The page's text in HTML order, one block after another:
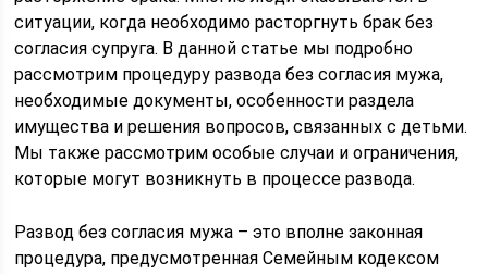
ситуации, когда необходимо расторгнуть брак без
согласия супруга. В данной статье мы подробно
рассмотрим процедуру развода без согласия мужа,
необходимые документы, особенности раздела
имущества и решения вопросов, связанных с детьми.
Мы также рассмотрим особые случаи и ограничения,
которые могут возникнуть в процессе развода.
Развод без согласия мужа – это вполне законная
процедура, предусмотренная Семейным кодексом